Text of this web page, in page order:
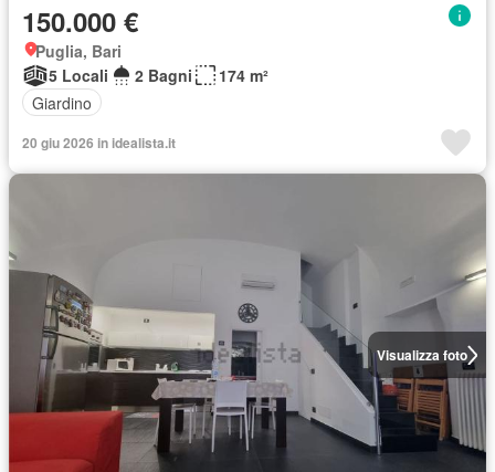
150.000 €
Puglia, Bari
5 Locali
2 Bagni
174 m²
Giardino
20 giu 2026 in idealista.it
Visualizza foto